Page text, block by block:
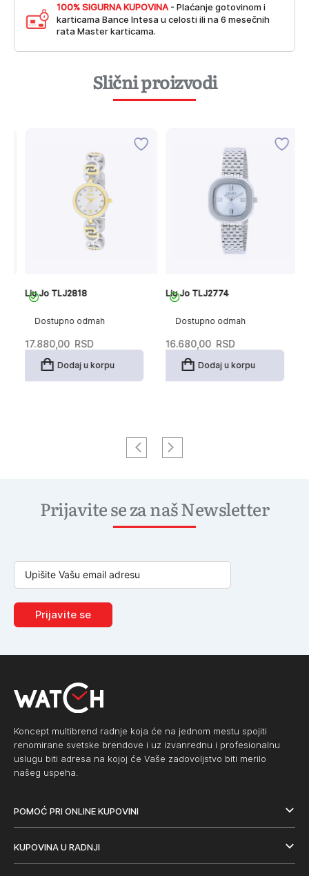
100% SIGURNA KUPOVINA - Plaćanje gotovinom i
karticama Bance Intesa u celosti ili na 6 mesečnih
rata Master karticama.
Slični proizvodi
Dostupno odmah
Liu Jo TLJ2818
17.880,00 RSD
Dodaj u korpu
Dostupno odmah
Liu Jo TLJ2774
16.680,00 RSD
Dodaj u korpu
Prijavite se za naš Newsletter
Prijavite se
Koncept multibrend radnje koja će na jednom mestu spojiti
renomirane svetske brendove i uz izvanrednu i profesionalnu
uslugu biti adresa na kojoj će Vaše zadovoljstvo biti merilo
našeg uspeha.
POMOĆ PRI ONLINE KUPOVINI
KUPOVINA U RADNJI